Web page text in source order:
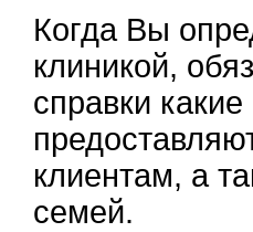
Когда Вы
клиникой,
справки
клиентам, а
семей.